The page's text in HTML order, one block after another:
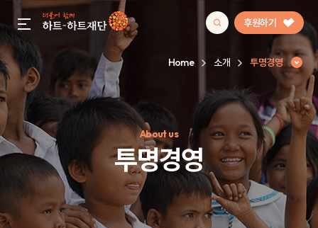
gnb menu open 후원하기
인기 키워드
#정기후원
#하트플레이스#캠페인#팬덤후원
Home 소개 투명경영
About us
투명경영